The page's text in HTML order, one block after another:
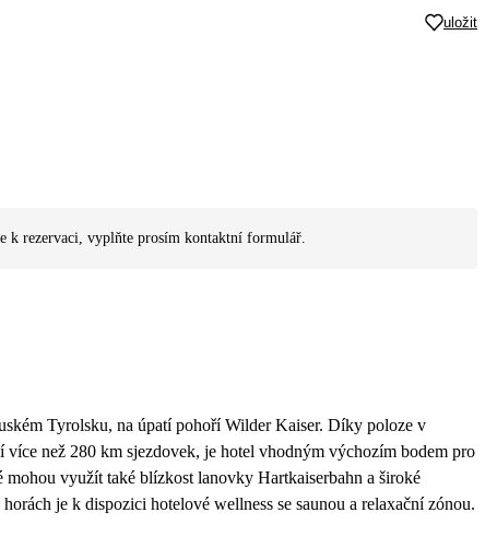
uložit
k rezervaci, vyplňte prosím kontaktní formulář.
Tyrolsku, na úpatí pohoří Wilder Kaiser. Díky poloze v
než 280 km sjezdovek, je hotel vhodným výchozím bodem pro
využít také blízkost lanovky Hartkaiserbahn a široké
je k dispozici hotelové wellness se saunou a relaxační zónou.